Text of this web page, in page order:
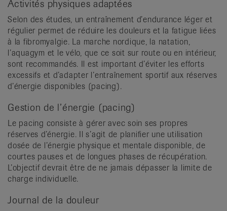
Activités physiques adaptées
Selon des études, un entraînement d’endurance léger et
régulier permet de réduire les douleurs et la fatigue liées
à la fibromyalgie. La marche nordique, la natation,
l’aquagym et le vélo, que ce soit sur route ou en intérieur,
sont recommandés. Il est important d’éviter les efforts
excessifs et d’adapter l’entraînement sportif aux réserves
d’énergie disponibles (pacing).
Gestion de l’énergie (pacing)
Le pacing consiste à gérer avec soin ses propres
réserves d’énergie. Il s’agit de planifier une utilisation
dosée de l’énergie physique et mentale disponible, de
courtes pauses et de longues phases de récupération.
L’objectif devrait être de ne jamais dépasser la limite de
charge individuelle.
Journal de la douleur